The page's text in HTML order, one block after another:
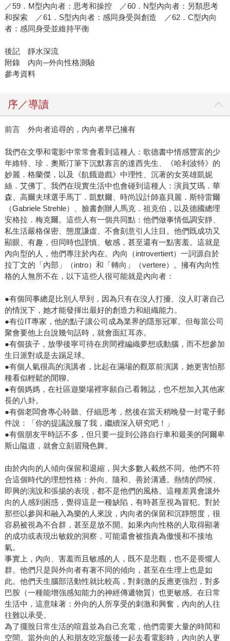
／59．M型內向者：思考和操控 ／60．N型內向者：另類思考
和探索 ／61．S型內向者：感同身受與創造 ／62．C型內向
者：感同身受並維持平衡
後記 靜水深流
附錄 內向─外向性格測驗
參考資料
序／導讀
前言 外向者追尋的，內向者早已擁有
我們在文學和電影中常常會看到這種人：歌德書中情感豐富的少
年維特、珍．奧斯汀筆下沉默寡言的達西先生、《哈利波特》的
妙麗．格蘭傑，以及《飢餓遊戲》中理性、沉著的女英雄凱妮
絲．艾佛丁。我們在現實生活中也會碰到這種人：演員艾瑪．華
森、高爾夫球選手馬丁．凱默爾、時尚設計師嘉貝麗．斯特雷爾
（Gabriele Strehle）、臉書創辦人馬克．祖克伯，以及德國總理
安格拉．梅克爾。這些人有一個共同點：他們做事情低調安靜、
私生活嚴格保密、態度謙虛、不會刻意引人注目。他們既成功又
顯眼、有趣，但同時也謹慎、敏感，甚至還有一點害羞。這就是
內向型的人，他們專注於內在。內向（introvertiert）一詞源自於
拉丁文的「內部」（intro）和「轉向」（vertere）。擁有內向性
格的人無所不在，以下這些人很可能就是內向者：
●有個同事總是比別人早到，因為只有在沒人打擾、沒人盯著自己
的情況下，她才能發揮出最好的創造力和組織能力。
●有位IT專家，他的點子讓公司成為業界的隱形冠軍。但每當公司
聚會要他上台說幾句話時，就會面紅耳赤。
●有個孩子，放學後寧可待在房間裡編織夢想或動腦，而不想參加
生日派對或是去踢足球。
●有個人氣很高的演講者，比起在滿場的觀眾前演講，她更害怕那
種看似輕鬆的閒聊。
●有個媽媽，在社區遊樂場裡寧願自己看雜誌，也不想加入其他家
長的八卦。
●有個老闆會專心聆聽、仔細思考，然後在當天稍晚發一封電子郵
件說：「你的提議說服了我，繼續深入研究吧！」
●有個朋友平時話不多，但只要一提到公路自行車和最美的阿爾卑
斯山隘道，就會立刻眉飛色舞。
由於內向的人傾向保留和退縮，與大多數人截然不同。他們不符
合這個時代的理想性格：外向、隨和、善於溝通。熱情的問候、
即興的演說和張揚的表現，都不是他們的風格。這種差異會讓外
向的人感到困惑，覺得這是一種缺陷，有時甚至視為冒犯。對於
那些以參與和融入為樂的人來說，內向者的保留和沉靜態度，很
容易被視為不合群，甚至是放不開。如果內向性格的人取得顯著
的成功或表現出敏銳的洞察，可能還會被指責為傲慢和不接地
氣。
事實上，內向、害羞而且敏感的人，既不是悲觀，也不是畏懼人
群。他們只是與外向者有著不同的傾向，甚至在生理上也是如
此。他們天生腦部活動性就比較高，對刺激的反應更強烈，對多
巴胺（一種能增強感知能力的神經傳遞物質）也更敏感。在日常
生活中，這意味著：外向的人所享受的刺激和興奮，內向的人往
往難以承受。
為了擺脫日常生活的喧囂並為自己充電，他們需要大量的時間和
空間。當外向的人和朋友吃完飯後一起去看電影時，內向的人更